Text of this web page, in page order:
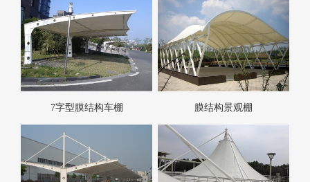
7字型膜结构车棚 膜结构景观棚